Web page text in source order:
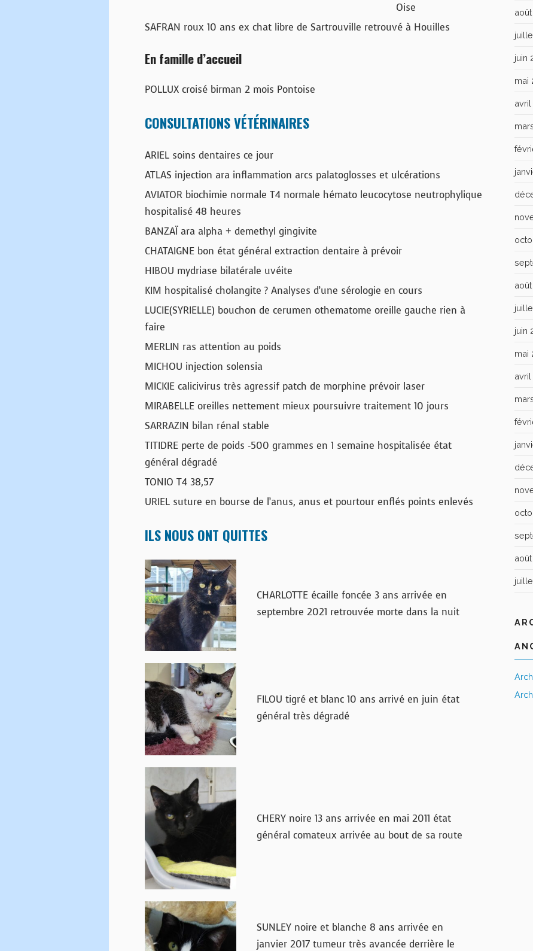
Oise
SAFRAN roux 10 ans ex chat libre de Sartrouville retrouvé à Houilles
En famille d’accueil
POLLUX croisé birman 2 mois Pontoise
CONSULTATIONS VÉTÉRINAIRES
ARIEL soins dentaires ce jour
ATLAS injection ara inflammation arcs palatoglosses et ulcérations
AVIATOR biochimie normale T4 normale hémato leucocytose neutrophylique
hospitalisé 48 heures
BANZAÏ ara alpha + demethyl gingivite
CHATAIGNE bon état général extraction dentaire à prévoir
HIBOU mydriase bilatérale uvéite
KIM hospitalisé cholangite ? Analyses d’une sérologie en cours
LUCIE(SYRIELLE) bouchon de cerumen othematome oreille gauche rien à
faire
MERLIN ras attention au poids
MICHOU injection solensia
MICKIE calicivirus très agressif patch de morphine prévoir laser
MIRABELLE oreilles nettement mieux poursuivre traitement 10 jours
SARRAZIN bilan rénal stable
TITIDRE perte de poids -500 grammes en 1 semaine hospitalisée état
général dégradé
TONIO T4 38,57
URIEL suture en bourse de l’anus, anus et pourtour enflés points enlevés
ILS NOUS ONT QUITTES
CHARLOTTE écaille foncée 3 ans arrivée en
septembre 2021 retrouvée morte dans la nuit
FILOU tigré et blanc 10 ans arrivé en juin état
général très dégradé
CHERY noire 13 ans arrivée en mai 2011 état
général comateux arrivée au bout de sa route
SUNLEY noire et blanche 8 ans arrivée en
janvier 2017 tumeur très avancée derrière le
juin
mai
avril
juin
mai
avril
août